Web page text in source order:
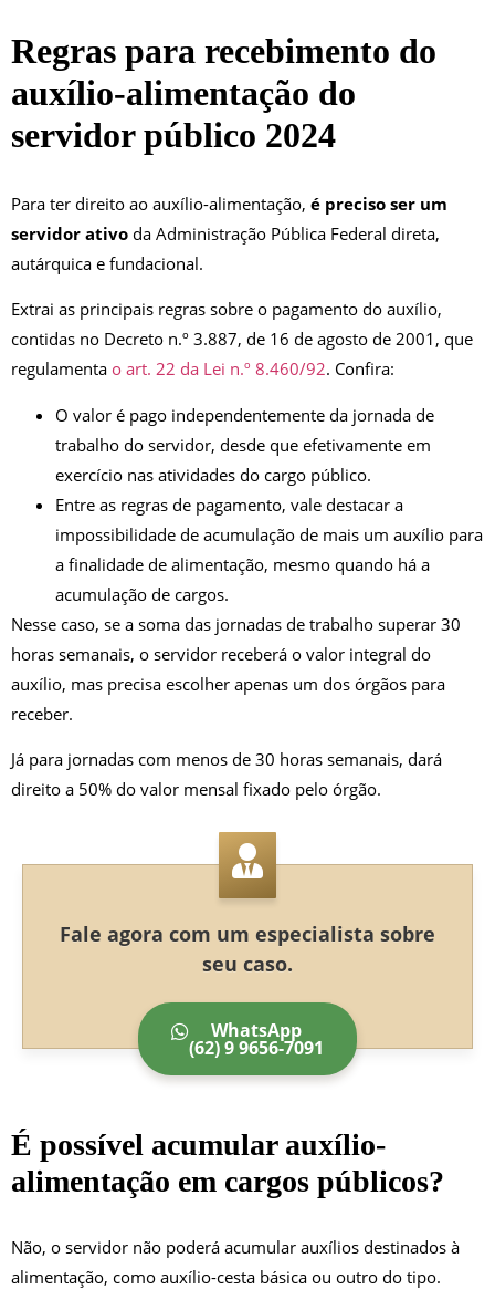
Regras para recebimento do
auxílio-alimentação do
servidor público 2024
Para ter direito ao auxílio-alimentação, é preciso ser um
servidor ativo da Administração Pública Federal direta,
autárquica e fundacional.
Extrai as principais regras sobre o pagamento do auxílio,
contidas no Decreto n.º 3.887, de 16 de agosto de 2001, que
regulamenta o art. 22 da Lei n.º 8.460/92. Confira:
O valor é pago independentemente da jornada de
trabalho do servidor, desde que efetivamente em
exercício nas atividades do cargo público.
Entre as regras de pagamento, vale destacar a
impossibilidade de acumulação de mais um auxílio para
a finalidade de alimentação, mesmo quando há a
acumulação de cargos.
Nesse caso, se a soma das jornadas de trabalho superar 30
horas semanais, o servidor receberá o valor integral do
auxílio, mas precisa escolher apenas um dos órgãos para
receber.
Já para jornadas com menos de 30 horas semanais, dará
direito a 50% do valor mensal fixado pelo órgão.
Fale agora com um especialista sobre
seu caso.
WhatsApp
(62) 9 9656-7091
É possível acumular auxílio-
alimentação em cargos públicos?
Não, o servidor não poderá acumular auxílios destinados à
alimentação, como auxílio-cesta básica ou outro do tipo.